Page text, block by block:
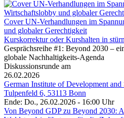
Cover UN-Verhandlungen im
und globaler Gerechtigkeit
Kurskorrektur oder Kurshalten in
Gesprächsreihe #1: Beyond 2030 –
globale Nachhaltigkeits-Agenda
Diskussionsrunde am
26.02.2026
German Institute of Development
Tulpenfeld 6, 53113 Bonn
Ende: Do., 26.02.2026 - 16:00 Uhr
Von Beyond GDP zu Beyond 2030: